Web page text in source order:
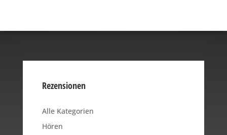
Rezensionen
Alle Kategorien
Hören